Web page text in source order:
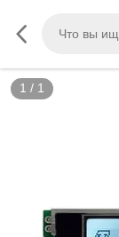
1 / 1